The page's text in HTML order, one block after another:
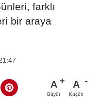
farklı
bir araya
A
Büyüt
A
Küçült